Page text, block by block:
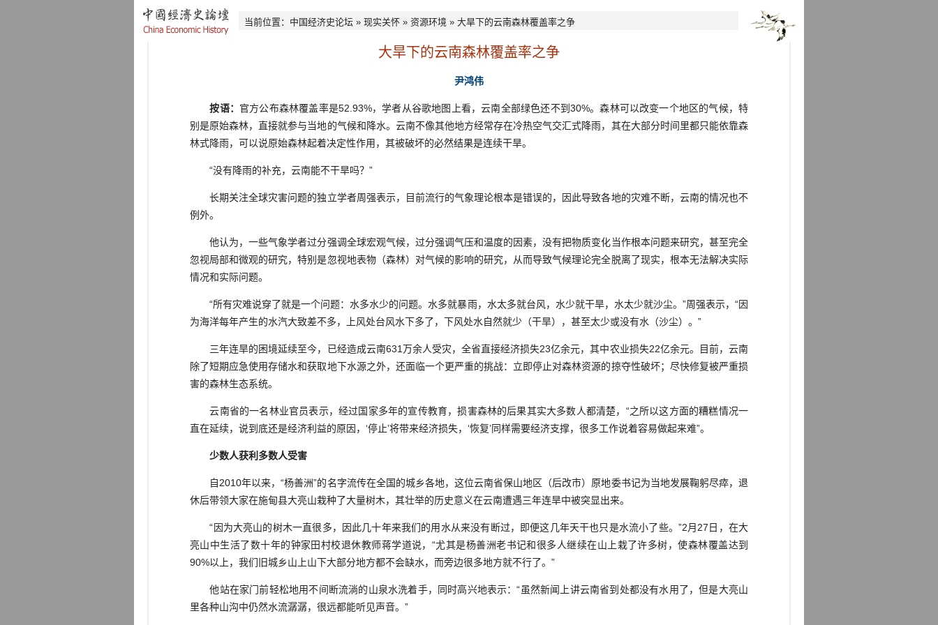
当前位置： 中国经济史论坛 » 现实关怀 » 资源环境 » 大旱下的云南森林覆盖率之争
大旱下的云南森林覆盖率之争
尹鸿伟
按语： 官方公布森林覆盖率是52.93%，学者从谷歌地图上看，云南全部绿色还不到30%。森林可以改变一个地区的气候，特
别是原始森林，直接就参与当地的气候和降水。云南不像其他地方经常存在冷热空气交汇式降雨，其在大部分时间里都只能依靠森
林式降雨，可以说原始森林起着决定性作用，其被破坏的必然结果是连续干旱。
“没有降雨的补充，云南能不干旱吗？”
长期关注全球灾害问题的独立学者周强表示，目前流行的气象理论根本是错误的，因此导致各地的灾难不断，云南的情况也不
例外。
他认为，一些气象学者过分强调全球宏观气候，过分强调气压和温度的因素，没有把物质变化当作根本问题来研究，甚至完全
忽视局部和微观的研究，特别是忽视地表物（森林）对气候的影响的研究，从而导致气候理论完全脱离了现实，根本无法解决实际
情况和实际问题。
“所有灾难说穿了就是一个问题：水多水少的问题。水多就暴雨，水太多就台风，水少就干旱，水太少就沙尘。”周强表示，“因
为海洋每年产生的水汽大致差不多，上风处台风水下多了，下风处水自然就少（干旱），甚至太少或没有水（沙尘）。”
三年连旱的困境延续至今，已经造成云南631万余人受灾，全省直接经济损失23亿余元，其中农业损失22亿余元。目前，云南
除了短期应急使用存储水和获取地下水源之外，还面临一个更严重的挑战：立即停止对森林资源的掠夺性破坏；尽快修复被严重损
害的森林生态系统。
云南省的一名林业官员表示，经过国家多年的宣传教育，损害森林的后果其实大多数人都清楚，“之所以这方面的糟糕情况一
直在延续，说到底还是经济利益的原因，‘停止’将带来经济损失，‘恢复’同样需要经济支撑，很多工作说着容易做起来难”。
少数人获利多数人受害
自2010年以来，“杨善洲”的名字流传在全国的城乡各地，这位云南省保山地区（后改市）原地委书记为当地发展鞠躬尽瘁，退
休后带领大家在施甸县大亮山栽种了大量树木，其壮举的历史意义在云南遭遇三年连旱中被突显出来。
“因为大亮山的树木一直很多，因此几十年来我们的用水从来没有断过，即便这几年天干也只是水流小了些。”2月27日，在大
亮山中生活了数十年的钟家田村校退休教师蒋学道说，“尤其是杨善洲老书记和很多人继续在山上栽了许多树，使森林覆盖达到
90%以上，我们旧城乡山上山下大部分地方都不会缺水，而旁边很多地方就不行了。”
他站在家门前轻松地用不间断流淌的山泉水洗着手，同时高兴地表示：“虽然新闻上讲云南省到处都没有水用了，但是大亮山
里各种山沟中仍然水流潺潺，很远都能听见声音。”